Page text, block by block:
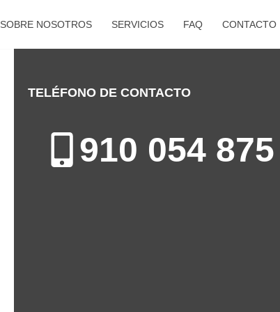
SOBRE NOSOTROS SERVICIOS FAQ CONTACTO
TELÉFONO DE CONTACTO
910 054 875